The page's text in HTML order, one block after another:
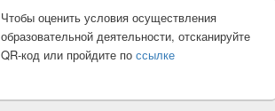
Чтобы оценить условия осуществления
образовательной деятельности, отсканируйте
QR-код или пройдите по ссылке